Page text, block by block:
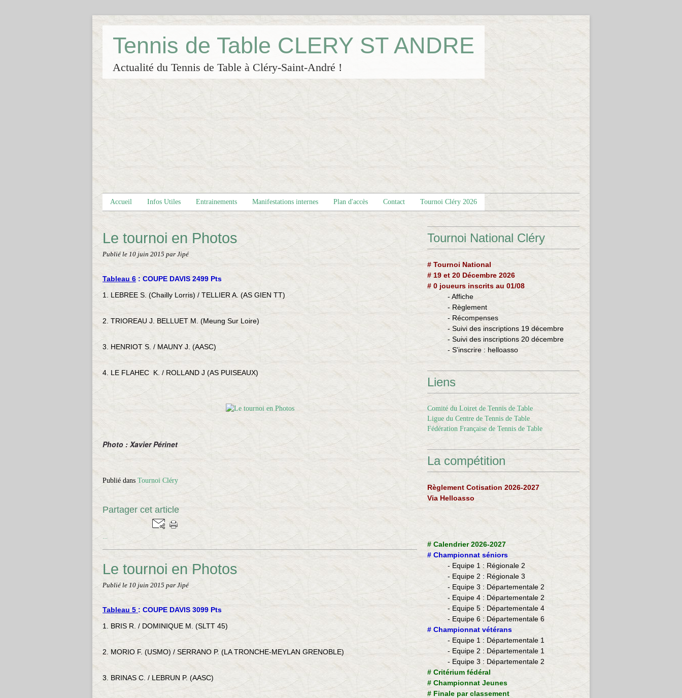
Tennis de Table CLERY ST ANDRE
Actualité du Tennis de Table à Cléry-Saint-André !
Accueil Infos Utiles Entrainements Manifestations internes Plan d'accès Contact Tournoi Cléry 2026
Le tournoi en Photos
Publié le 10 juin 2015 par Jipé
Tableau 6 : COUPE DAVIS 2499 Pts
1. LEBREE S. (Chailly Lorris) / TELLIER A. (AS GIEN TT)
2. TRIOREAU J. BELLUET M. (Meung Sur Loire)
3. HENRIOT S. / MAUNY J. (AASC)
4. LE FLAHEC K. / ROLLAND J (AS PUISEAUX)
Photo : Xavier Périnet
Publié dans Tournoi Cléry
Partager cet article
Le tournoi en Photos
Publié le 10 juin 2015 par Jipé
Tableau 5 : COUPE DAVIS 3099 Pts
1. BRIS R. / DOMINIQUE M. (SLTT 45)
2. MORIO F. (USMO) / SERRANO P. (LA TRONCHE-MEYLAN GRENOBLE)
3. BRINAS C. / LEBRUN P. (AASC)
Tournoi National Cléry
# Tournoi National
# 19 et 20 Décembre 2026
# 0 joueurs inscrits au 01/08
- Affiche
- Règlement
- Récompenses
- Suivi des inscriptions 19 décembre
- Suivi des inscriptions 20 décembre
- S'inscrire : helloasso
Liens
Comité du Loiret de Tennis de Table
Ligue du Centre de Tennis de Table
Fédération Française de Tennis de Table
La compétition
Règlement Cotisation 2026-2027
Via Helloasso
# Calendrier 2026-2027
# Championnat séniors
- Equipe 1 : Régionale 2
- Equipe 2 : Régionale 3
- Equipe 3 : Départementale 2
- Equipe 4 : Départementale 2
- Equipe 5 : Départementale 4
- Equipe 6 : Départementale 6
​# Championnat vétérans
- ​Equipe 1 : Départementale 1
- Equipe 2 : Départementale 1
- Equipe 3 : Départementale 2
# Critérium fédéral
# Championnat Jeunes
# Finale par classement